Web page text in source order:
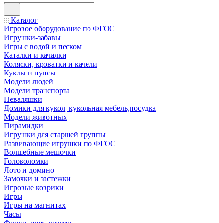
Каталог
Игровое оборудование по ФГОС
Игрушки-забавы
Игры с водой и песком
Каталки и качалки
Коляски, кроватки и качели
Куклы и пупсы
Модели людей
Модели транспорта
Неваляшки
Домики для кукол, кукольная мебель,посудка
Модели животных
Пирамидки
Игрушки для старшей группы
Развивающие игрушки по ФГОС
Волшебные мешочки
Головоломки
Лото и домино
Замочки и застежки
Игровые коврики
Игры
Игры на магнитах
Часы